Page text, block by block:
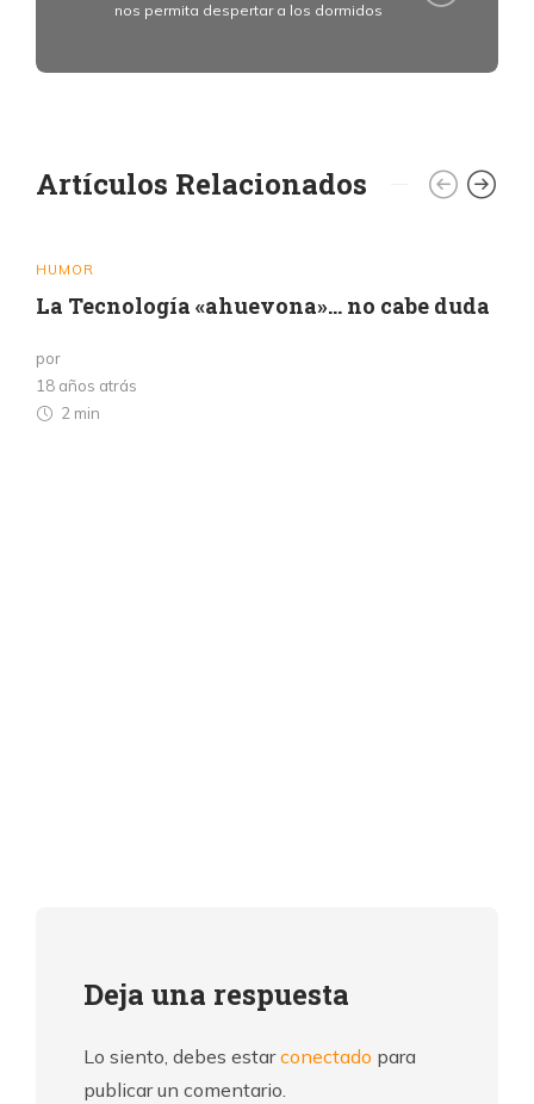
nos permita despertar a los dormidos
Artículos Relacionados
HUMOR
La Tecnología «ahuevona»… no cabe duda
por
18 años atrás
2 min
Deja una respuesta
Lo siento, debes estarconectado para
publicar un comentario.